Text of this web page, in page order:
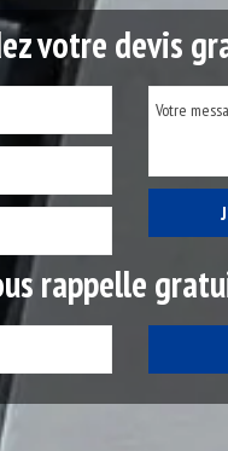
votre devis
rappelle